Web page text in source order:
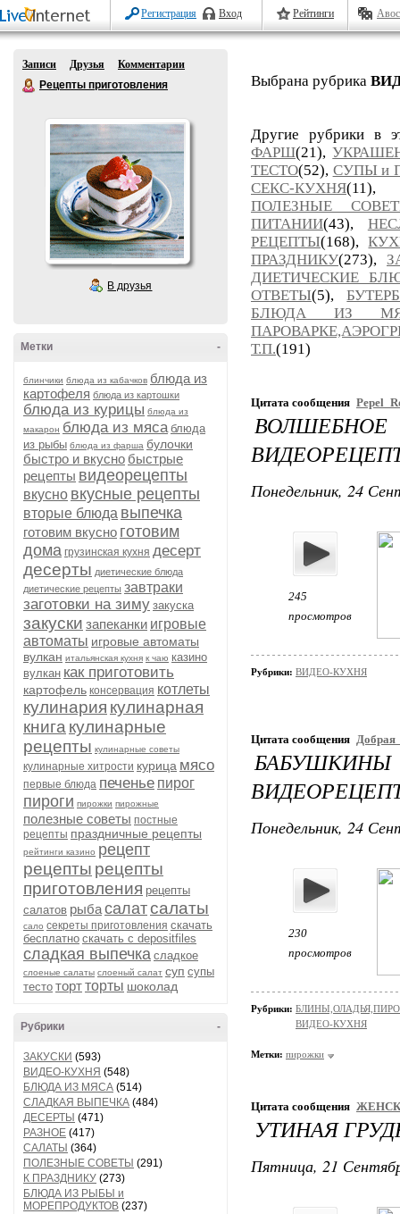
Регистрация Вход Рейтинги
Записи Друзья
Комментарии
Рецепты приготовления
В друзья
-
Метки
блинчики блюда из кабачков блюда из
картофеля блюда из картошки
блюда из курицы блюда из
макарон блюда из мяса блюда
из рыбы блюда из фарша булочки
быстро и вкусно быстрые
рецепты видеорецепты
вкусно вкусные рецепты
вторые блюда выпечка
готовим вкусно готовим
дома грузинская кухня десерт
десерты диетические блюда
диетические рецепты завтраки
заготовки на зиму закуска
закуски запеканки игровые
автоматы игровые автоматы
вулкан итальянская кухня к чаю казино
вулкан как приготовить
картофель консервация котлеты
кулинария кулинарная
книга кулинарные
рецепты кулинарные советы
кулинарные хитрости курица мясо
первые блюда печенье пирог
пироги пирожки пирожные
полезные советы постные
рецепты праздничные рецепты
рейтинги казино рецепт
рецепты рецепты
приготовления рецепты
салатов рыбасалатсалаты
сало секреты приготовления скачать
бесплатно скачать с depositfiles
сладкая выпечка сладкое
слоеные салаты слоеный салат суп супы
тесто тортторты шоколад
-
Рубрики
ЗАКУСКИ (593)
ВИДЕО-КУХНЯ (548)
БЛЮДА ИЗ МЯСА (514)
СЛАДКАЯ ВЫПЕЧКА (484)
ДЕСЕРТЫ (471)
РАЗНОЕ (417)
САЛАТЫ (364)
ПОЛЕЗНЫЕ СОВЕТЫ (291)
К ПРАЗДНИКУ (273)
БЛЮДА ИЗ РЫБЫ и
МОРЕПРОДУКТОВ (237)
Выбрана рубрика
Другие рубрики в
ФАРШ(21),
ТЕСТО(52), СУПЫ и
СЕКС-КУХНЯ(11),
ПОЛЕЗНЫЕ
ПИТАНИИ(43),
РЕЦЕПТЫ(168),
ПРАЗДНИКУ(273),
ДИЕТИЧЕСКИЕ
ОТВЕТЫ(5),
БЛЮДА ИЗ
Т.П.(191)
Цитата сообщения
Понедельник, 24
245
просмотров
Рубрики: ВИДЕО-КУХНЯ
Цитата сообщения
Понедельник, 24
230
просмотров
Рубрики:
ВИДЕО-КУХНЯ
Метки: пирожки
Цитата сообщения
УТИНАЯ
Пятница, 21